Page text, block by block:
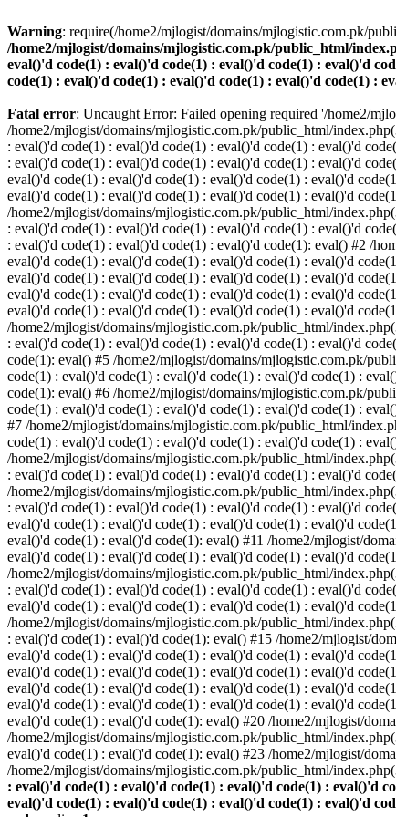
Warning: require(/home2/mjlogist/domains/mjlogistic.com.pk/
/home2/mjlogist/domains/mjlogistic.com.pk/public_html/
eval()'d code(1) : eval()'d code(1) : eval()'d code(1) : eval()'d
code(1) : eval()'d code(1) : eval()'d code(1) : eval()'d code(1) :
Fatal error: Uncaught Error: Failed opening required '/home2/
/home2/mjlogist/domains/mjlogistic.com.pk/public_html/
: eval()'d code(1) : eval()'d code(1) : eval()'d code(1) : eval()'d
: eval()'d code(1) : eval()'d code(1) : eval()'d code(1) : eval()'d
eval()'d code(1) : eval()'d code(1) : eval()'d code(1) : eval()'d
eval()'d code(1) : eval()'d code(1) : eval()'d code(1) : eval()'d
/home2/mjlogist/domains/mjlogistic.com.pk/public_html/
: eval()'d code(1) : eval()'d code(1) : eval()'d code(1) : eval()'d
: eval()'d code(1) : eval()'d code(1) : eval()'d code(1): eval() #2 /
eval()'d code(1) : eval()'d code(1) : eval()'d code(1) : eval()'d
eval()'d code(1) : eval()'d code(1) : eval()'d code(1) : eval()'d
eval()'d code(1) : eval()'d code(1) : eval()'d code(1) : eval()'d
eval()'d code(1) : eval()'d code(1) : eval()'d code(1) : eval()'d
/home2/mjlogist/domains/mjlogistic.com.pk/public_html/
: eval()'d code(1) : eval()'d code(1) : eval()'d code(1) : eval()'d
code(1): eval() #5 /home2/mjlogist/domains/mjlogistic.com.pk/
code(1) : eval()'d code(1) : eval()'d code(1) : eval()'d code(1) :
code(1): eval() #6 /home2/mjlogist/domains/mjlogistic.com.pk/
code(1) : eval()'d code(1) : eval()'d code(1) : eval()'d code(1) :
#7 /home2/mjlogist/domains/mjlogistic.com.pk/public_html/
code(1) : eval()'d code(1) : eval()'d code(1) : eval()'d code(1) :
/home2/mjlogist/domains/mjlogistic.com.pk/public_html/
: eval()'d code(1) : eval()'d code(1) : eval()'d code(1) : eval()'d
/home2/mjlogist/domains/mjlogistic.com.pk/public_html/
: eval()'d code(1) : eval()'d code(1) : eval()'d code(1) : eval()'d
eval()'d code(1) : eval()'d code(1) : eval()'d code(1) : eval()'d
eval()'d code(1) : eval()'d code(1): eval() #11 /home2/mjlogist/
eval()'d code(1) : eval()'d code(1) : eval()'d code(1) : eval()'d
/home2/mjlogist/domains/mjlogistic.com.pk/public_html/
: eval()'d code(1) : eval()'d code(1) : eval()'d code(1) : eval()'d
eval()'d code(1) : eval()'d code(1) : eval()'d code(1) : eval()'d
/home2/mjlogist/domains/mjlogistic.com.pk/public_html/
: eval()'d code(1) : eval()'d code(1): eval() #15 /home2/mjlogist/
eval()'d code(1) : eval()'d code(1) : eval()'d code(1) : eval()'d
eval()'d code(1) : eval()'d code(1) : eval()'d code(1) : eval()'d
eval()'d code(1) : eval()'d code(1) : eval()'d code(1) : eval()'d
eval()'d code(1) : eval()'d code(1) : eval()'d code(1) : eval()'d
eval()'d code(1) : eval()'d code(1): eval() #20 /home2/mjlogist/
/home2/mjlogist/domains/mjlogistic.com.pk/public_html/
eval()'d code(1) : eval()'d code(1): eval() #23 /home2/mjlogist/
/home2/mjlogist/domains/mjlogistic.com.pk/public_html/
: eval()'d code(1) : eval()'d code(1) : eval()'d code(1) : eval()'d
eval()'d code(1) : eval()'d code(1) : eval()'d code(1) : eval()'d